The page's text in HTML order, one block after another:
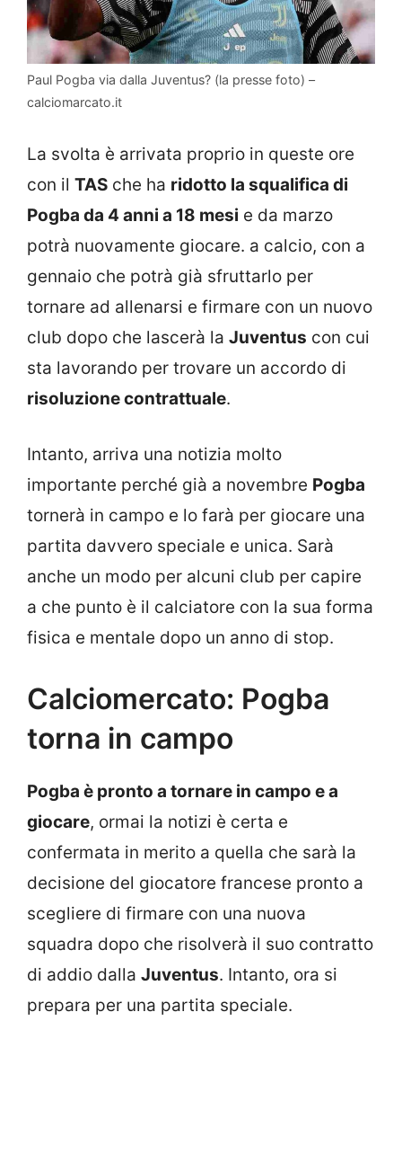
Paul Pogba via dalla Juventus? (la presse foto) –
calciomarcato.it
La svolta è arrivata proprio in queste ore
con il TAS che ha ridotto la squalifica di
Pogba da 4 anni a 18 mesi e da marzo
potrà nuovamente giocare. a calcio, con a
gennaio che potrà già sfruttarlo per
tornare ad allenarsi e firmare con un nuovo
club dopo che lascerà la Juventus con cui
sta lavorando per trovare un accordo di
risoluzione contrattuale.
Intanto, arriva una notizia molto
importante perché già a novembre Pogba
tornerà in campo e lo farà per giocare una
partita davvero speciale e unica. Sarà
anche un modo per alcuni club per capire
a che punto è il calciatore con la sua forma
fisica e mentale dopo un anno di stop.
Calciomercato: Pogba
torna in campo
Pogba è pronto a tornare in campo e a
giocare, ormai la notizi è certa e
confermata in merito a quella che sarà la
decisione del giocatore francese pronto a
scegliere di firmare con una nuova
squadra dopo che risolverà il suo contratto
di addio dalla Juventus. Intanto, ora si
prepara per una partita speciale.